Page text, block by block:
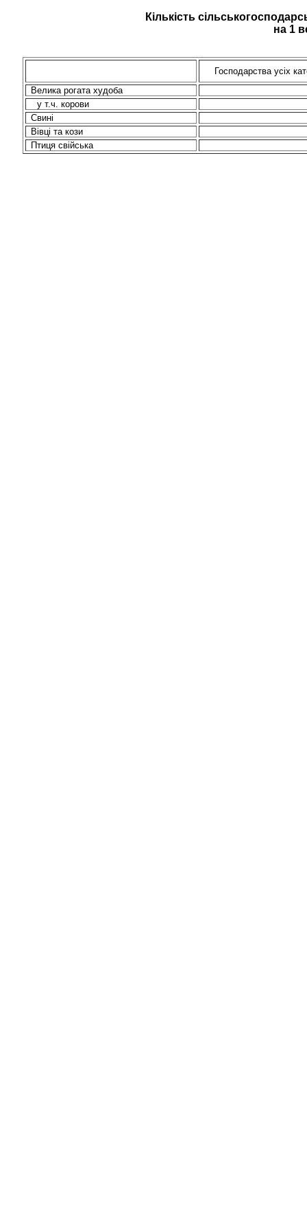
Кількість
на 1
Господарства усіх
Велика рогата худоба
ут.ч. корови
Свині
Вівці та кози
Птиця свійська